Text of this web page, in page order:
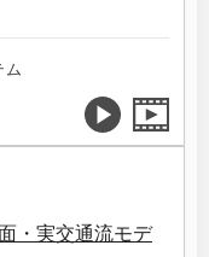
ム
・実交通流モデ